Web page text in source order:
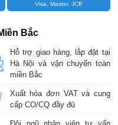
Visa, Master, JCB
Bắc
Hỗ trợ giao hàng, lắp đặt tại
Hà Nội và vận chuyển toàn
miền Bắc
Xuất hóa đơn VAT và cung
cấp CO/CQ đầy đủ